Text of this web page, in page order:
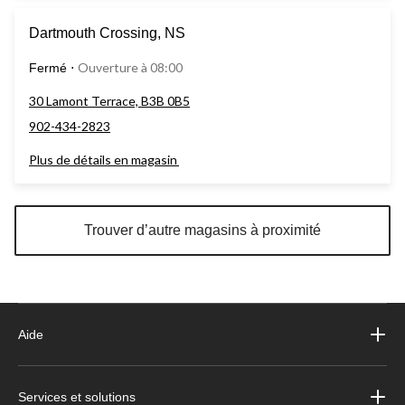
Dartmouth Crossing, NS
Fermé ⋅ Ouverture à 08:00
30 Lamont Terrace, B3B 0B5
902-434-2823
Plus de détails en magasin
Trouver d’autre magasins à proximité
Aide
Services et solutions